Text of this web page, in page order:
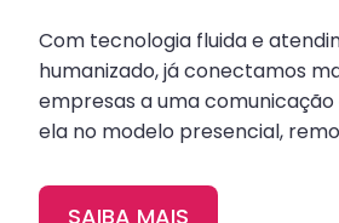
Com tecnologia fluida e
humanizado, já conectamos
empresas a uma
ela no modelo presencial,
SAIBA MAIS